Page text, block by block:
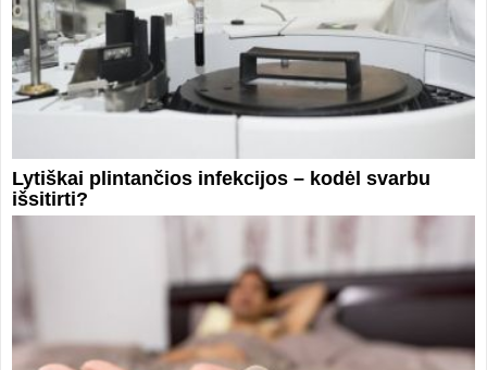
Lytiškai plintančios infekcijos – kodėl svarbu
išsitirti?